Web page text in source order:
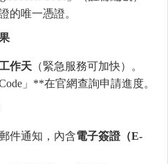
的唯一憑證。
作天 （緊急服務可加快）。
」**在官網查詢申請進度。
件通知，內含電子簽證（E-